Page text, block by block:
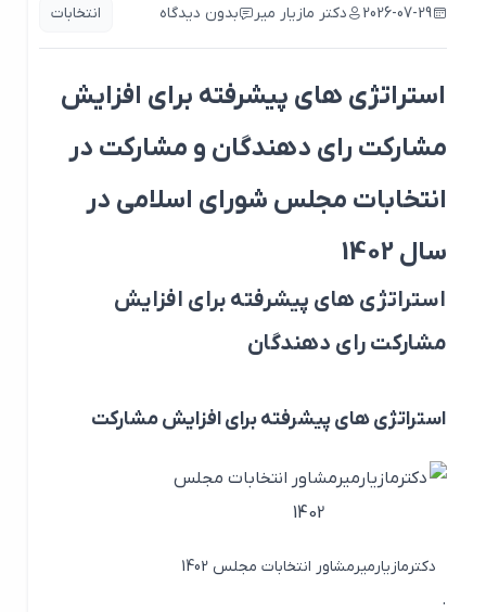
2026-07-29 دکتر مازیار میر بدون دیدگاه انتخابات
استراتژی های پیشرفته برای افزایش
مشارکت رای دهندگان و مشارکت در
انتخابات مجلس شورای اسلامی در
سال 1402
استراتژی های پیشرفته برای افزایش
مشارکت رای دهندگان
استراتژی های پیشرفته برای افزایش مشارکت
دکترمازیارمیرمشاور انتخابات مجلس 1402